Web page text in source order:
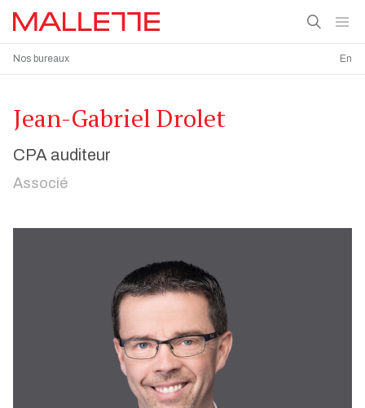
Nos bureaux En
Jean-Gabriel Drolet
CPA auditeur
Associé